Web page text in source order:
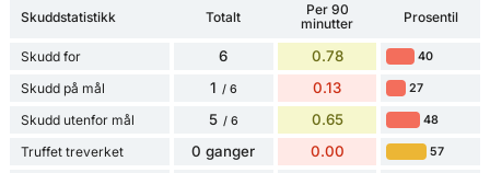
Skuddstatistikk Totalt
Per 90
minutter
Prosentil
Skudd for 6 0.78 40
Skudd på mål 1 / 6 0.13 27
Skudd utenfor mål 5 / 6 0.65 48
Truffet treverket 0 ganger 0.00 57